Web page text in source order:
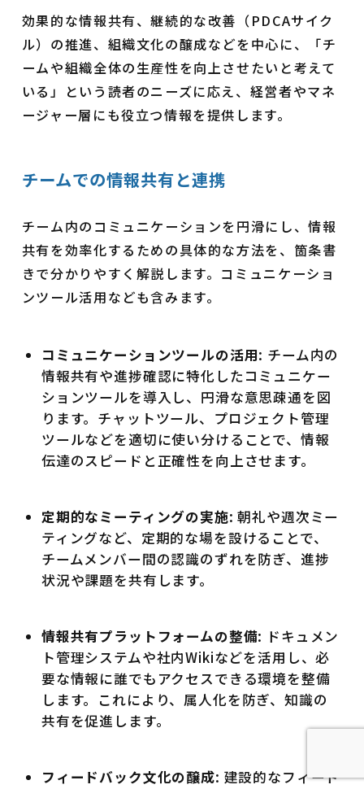
効果的な情報共有、継続的な改善（PDCAサイク
ル）の推進、組織文化の醸成などを中心に、「チ
ームや組織全体の生産性を向上させたいと考えて
いる」という読者のニーズに応え、経営者やマネ
ージャー層にも役立つ情報を提供します。
チームでの情報共有と連携
チーム内のコミュニケーションを円滑にし、情報
共有を効率化するための具体的な方法を、箇条書
きで分かりやすく解説します。コミュニケーショ
ンツール活用なども含みます。
コミュニケーションツールの活用: チーム内の
情報共有や進捗確認に特化したコミュニケー
ションツールを導入し、円滑な意思疎通を図
ります。チャットツール、プロジェクト管理
ツールなどを適切に使い分けることで、情報
伝達のスピードと正確性を向上させます。
定期的なミーティングの実施: 朝礼や週次ミー
ティングなど、定期的な場を設けることで、
チームメンバー間の認識のずれを防ぎ、進捗
状況や課題を共有します。
情報共有プラットフォームの整備: ドキュメン
ト管理システムや社内Wikiなどを活用し、必
要な情報に誰でもアクセスできる環境を整備
します。これにより、属人化を防ぎ、知識の
共有を促進します。
フィードバック文化の醸成: 建設的なフィード